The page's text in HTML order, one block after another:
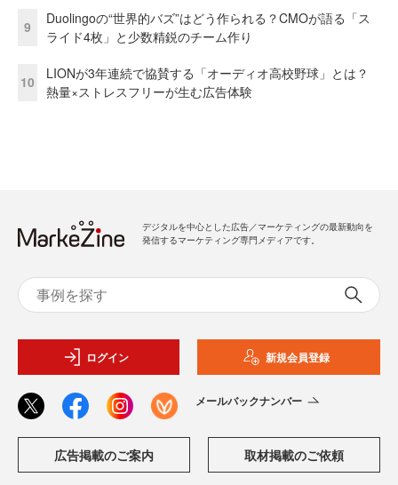
9
Duolingoの“世界的バズ”はどう作られる？CMOが語る「ス
ライド4枚」と少数精鋭のチーム作り
10
LIONが3年連続で協賛する「オーディオ高校野球」とは？
熱量×ストレスフリーが生む広告体験
デジタルを中心とした広告／マーケティングの最新動向を
発信するマーケティング専門メディアです。
ログイン 新規会員登録
メールバックナンバー
広告掲載のご案内 取材掲載のご依頼